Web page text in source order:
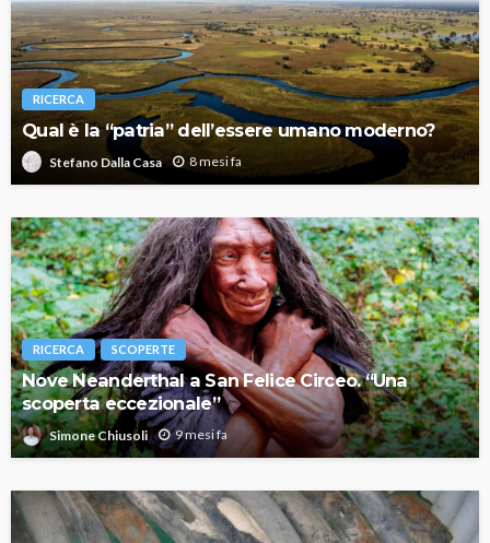
RICERCA
Qual è la “patria” dell’essere umano moderno?
Stefano Dalla Casa 8 mesi fa
RICERCA SCOPERTE
Nove Neanderthal a San Felice Circeo. “Una
scoperta eccezionale”
Simone Chiusoli 9 mesi fa